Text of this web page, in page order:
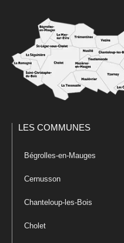
LES COMMUNES
Bégrolles-en-Mauges
Cernusson
Chanteloup-les-Bois
Cholet